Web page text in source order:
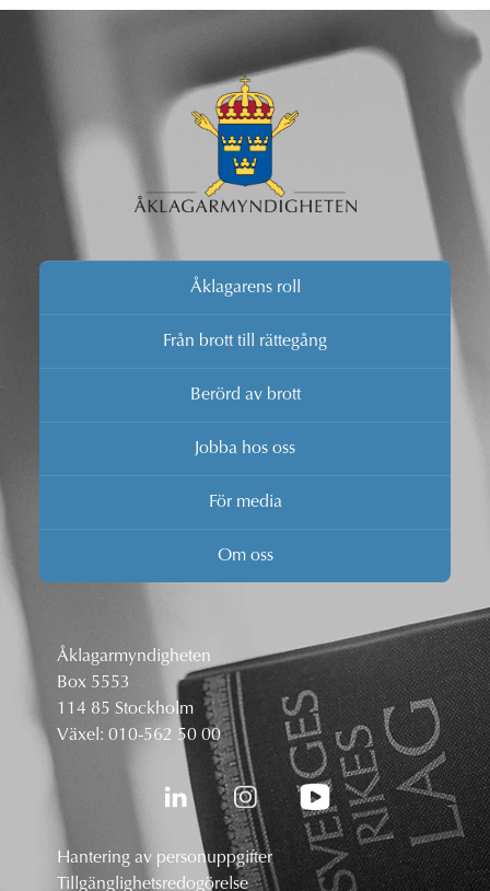
Åklagarens roll
Från brott till rättegång
Berörd av brott
Jobba hos oss
För media
Om oss
Åklagarmyndigheten
Box 5553
114 85 Stockholm
Växel: 010-562 50 00
Hantering av personuppgifter
Tillgänglighetsredogörelse